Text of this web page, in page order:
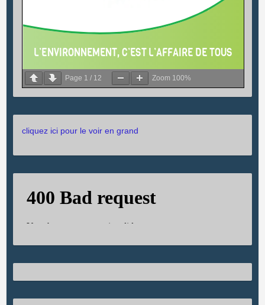
Page 1 / 12 Zoom 100%
cliquez ici pour le voir en grand